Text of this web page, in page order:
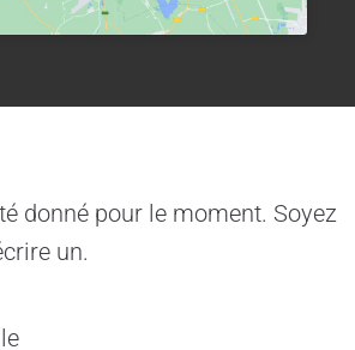
donné pour le moment. Soyez
un.